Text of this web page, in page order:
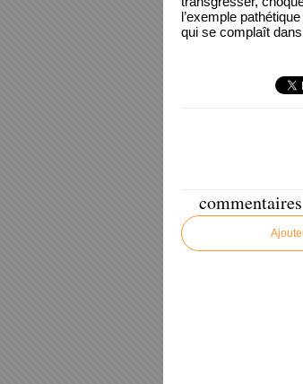
l’exemple
qui se complaît
commentaires